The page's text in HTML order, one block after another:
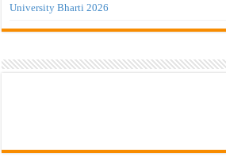
University Bharti 2026